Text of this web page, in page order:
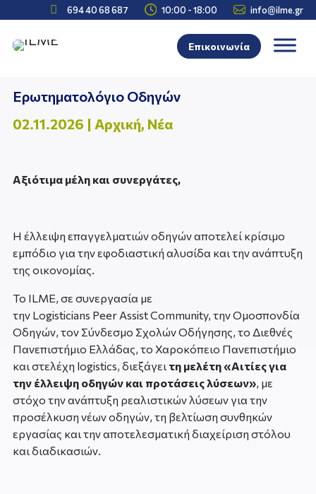
 694 40 68 687  10:00 - 18:00  info@ilme.gr
Επικοινωνία
Ερωτηματολόγιο Οδηγών
02.11.2026 | Αρχική, Νέα
Αξιότιμα μέλη και συνεργάτες,
Η έλλειψη επαγγελματιών οδηγών αποτελεί κρίσιμο
εμπόδιο για την εφοδιαστική αλυσίδα και την ανάπτυξη
της οικονομίας.
Το ILME, σε συνεργασία με
τηνLogisticians Peer Assist Community, την Ομοσπονδία
Οδηγών, τον Σύνδεσμο Σχολών Οδήγησης, το Διεθνές
Πανεπιστήμιο Ελλάδας, το Χαροκόπειο Πανεπιστήμιο
και στελέχη logistics, διεξάγει τη μελέτη «Αιτίες για
την έλλειψη οδηγών και προτάσεις λύσεων», με
στόχο την ανάπτυξη ρεαλιστικών λύσεων για την
προσέλκυση νέων οδηγών, τη βελτίωση συνθηκών
εργασίας και την αποτελεσματική διαχείριση στόλου
και διαδικασιών.